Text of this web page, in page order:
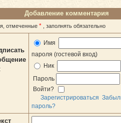
Добавление комментария
отмеченные * , заполнять обязательно
Имя
пароля (гостевой вход)
Ник
Пароль
Войти?
Зарегистрироваться
пароль?